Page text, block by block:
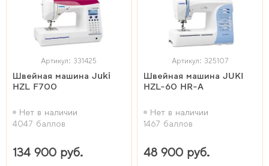
Артикул: 331425
Швейная машина Juki
HZL F700
Нет в наличии
4047 баллов
134 900 руб.
Артикул: 325107
Швейная машина JUKI
HZL-60 HR-A
Нет в наличии
1467 баллов
48 900 руб.